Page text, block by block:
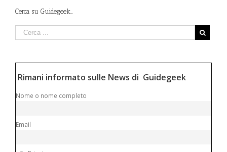
Cerca su Guidegeek…
Rimani informato sulle News di Guidegeek
Nome o nome completo
Email